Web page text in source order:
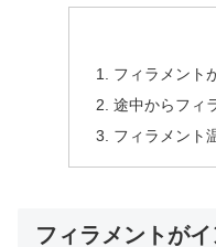
フィラメント
途中からフィ
フィラメント
フィラメントが